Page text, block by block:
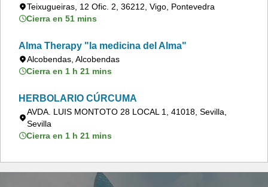
Teixugueiras, 12 Ofic. 2, 36212, Vigo, Pontevedra
Cierra en 51 mins
Alma Therapy "la medicina del Alma"
Alcobendas, Alcobendas
Cierra en 1 h 21 mins
HERBOLARIO CÚRCUMA
AVDA. LUIS MONTOTO 28 LOCAL 1, 41018, Sevilla,
Sevilla
Cierra en 1 h 21 mins